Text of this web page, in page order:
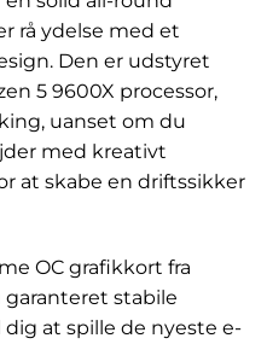
rå ydelse med et
Den er udstyret
5 9600X processor,
uanset om du
med kreativt
at skabe en driftssikker
OC grafikkort fra
garanteret stabile
dig at spille de nyeste e-